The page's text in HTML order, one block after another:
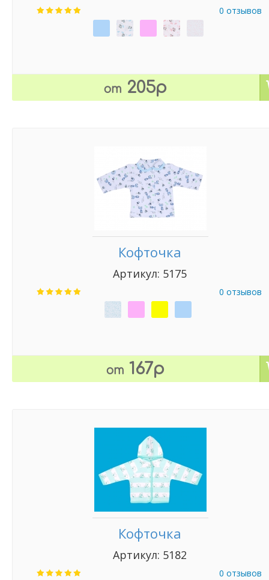
0 отзывов
от 205р
Кофточка
Артикул: 5175
0 отзывов
от 167р
Кофточка
Артикул: 5182
0 отзывов